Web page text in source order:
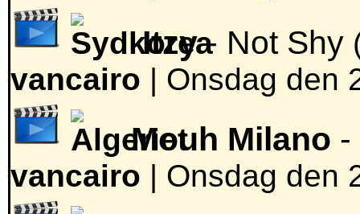
Itzy- Not Shy
vancairo | Onsdag den
Mouh Milano -
vancairo | Onsdag den